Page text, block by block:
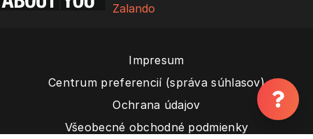
Zalando
Impresum
Centrum preferencií (správa súhlasov)
Ochrana údajov
Všeobecné obchodné podmienky